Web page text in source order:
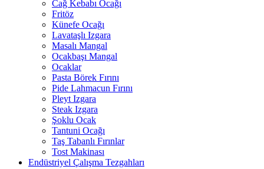
Cağ Kebabı Ocağı
Fritöz
Künefe Ocağı
Lavataşlı Izgara
Masalı Mangal
Ocakbaşı Mangal
Ocaklar
Pasta Börek Fırını
Pide Lahmacun Fırını
Pleyt Izgara
Steak Izgara
Şoklu Ocak
Tantuni Ocağı
Taş Tabanlı Fırınlar
Tost Makinası
Endüstriyel Çalışma Tezgahları